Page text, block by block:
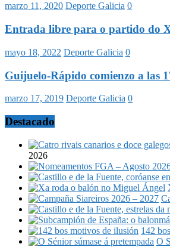
marzo 11, 2020 Deporte Galicia 0
Entrada libre para o partido do
mayo 18, 2022 Deporte Galicia 0
Guijuelo-Rápido comienzo a las
marzo 17, 2019 Deporte Galicia 0
Destacado
2026
142
O